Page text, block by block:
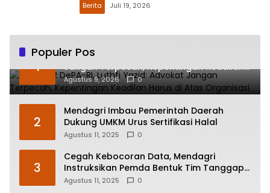
Berita Juli 19, 2026
Populer Pos
1
HUT ke-2 DePA-RI, Luthfi Yazid: Advokat
Jangan Terpecah, Kepentingan Keadilan
Harus di Atas Organisasi
Agustus 9, 2026 0
2
Mendagri Imbau Pemerintah Daerah
Dukung UMKM Urus Sertifikasi Halal
Agustus 11, 2025 0
3
Cegah Kebocoran Data, Mendagri
Instruksikan Pemda Bentuk Tim Tanggap
Insiden Siber
Agustus 11, 2025 0